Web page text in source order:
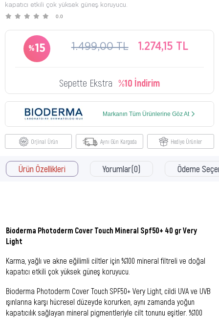
kapatıcı etkili çok yüksek güneş koruyucu.
0.0
15 1.499,00 TL 1.274,15 TL
Sepette Ekstra %10 İndirim
Markanın Tüm Ürünlerine Göz At
Orjinal Ürün Aynı Gün Kargoda Hediye Ürünler
Ürün Özellikleri Yorumlar(0) Ödeme
Bioderma Photoderm Cover Touch Mineral Spf50+ 40 gr Very
Light
Karma, yağlı ve akne eğilimli ciltler için %100 mineral filtreli ve doğal
kapatıcı etkili çok yüksek güneş koruyucu.
Bioderma Photoderm Cover Touch SPF50+ Very Light, cildi UVA ve UVB
ışınlarına karşı hücresel düzeyde korurken, aynı zamanda yoğun
kapatıcılık sağlayan mineral pigmentleriyle cilt tonunu eşitler. %100